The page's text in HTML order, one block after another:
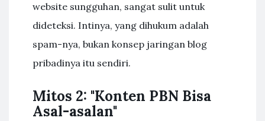
website sungguhan, sangat sulit untuk
dideteksi. Intinya, yang dihukum adalah
spam-nya, bukan konsep jaringan blog
pribadinya itu sendiri.
Mitos 2: "Konten PBN Bisa
Asal-asalan"